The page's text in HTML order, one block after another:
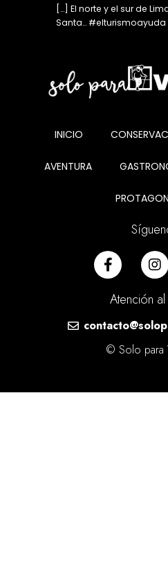
[…] El norte y el sur de
Santa… #elturismoayuda
INICIO
AVENTURA
Atención
© Solo para